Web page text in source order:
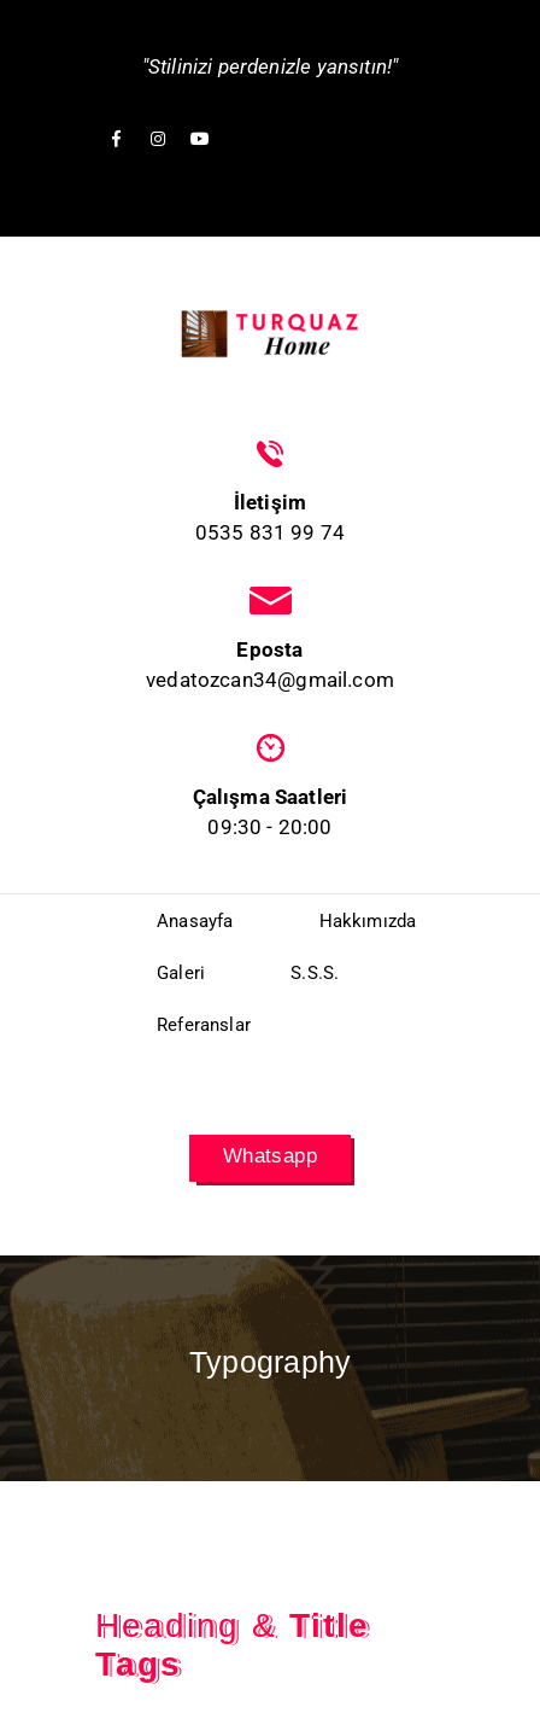
"Stilinizi perdenizle yansıtın!"
İletişim
0535 831 99 74
Eposta
vedatozcan34@gmail.com
Çalışma Saatleri
09:30 - 20:00
Anasayfa Hakkımızda
Galeri S.S.S.
Referanslar
Whatsapp
Typography
Heading & Title
Tags